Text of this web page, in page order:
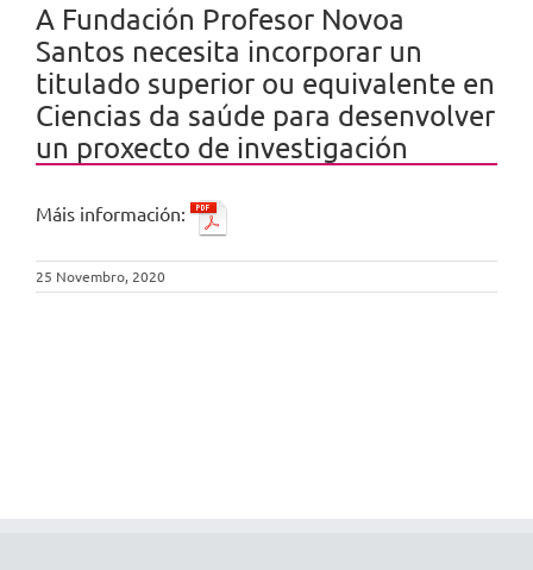
A Fundación Profesor Novoa
Santos necesita incorporar un
titulado superior ou equivalente en
Ciencias da saúde para desenvolver
un proxecto de investigación
Máis información:
25 Novembro, 2020